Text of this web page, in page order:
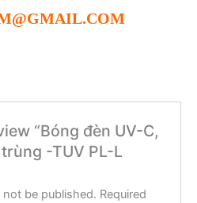
“Bóng đèn UV-C,
-TUV PL-L
not be published. Required